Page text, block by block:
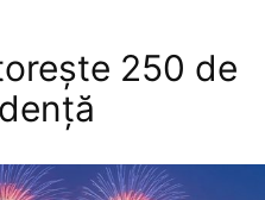
250 de